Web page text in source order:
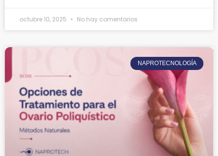
octubre 10, 2025 No hay comentarios
NAPROTECNOLOGÍA